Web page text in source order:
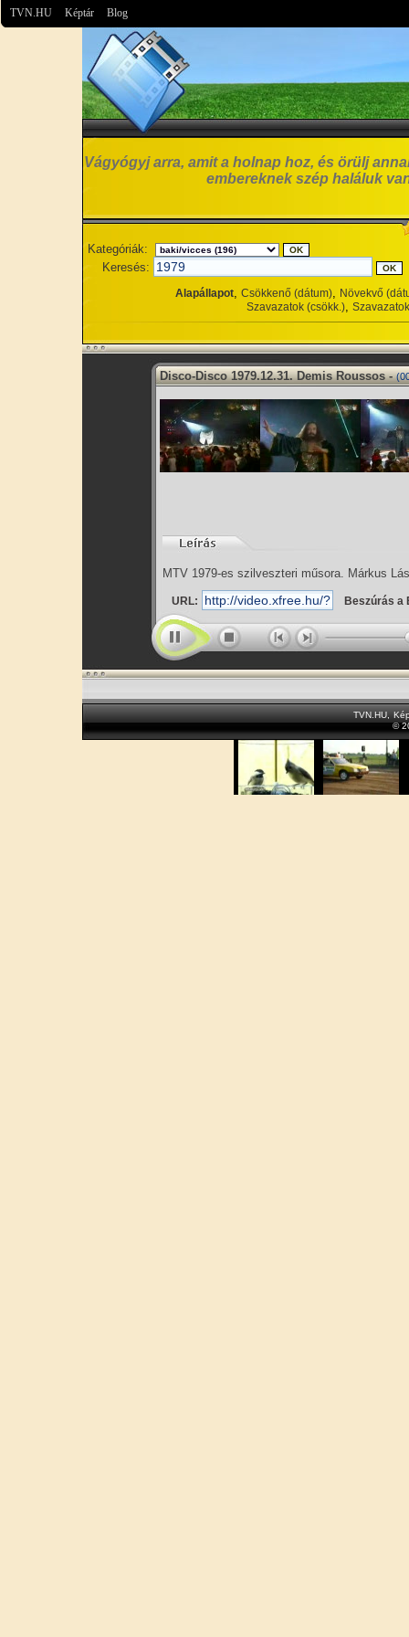
TVN.HU Képtár Blog
Vágyógyj arra, amit a holnap hoz, és örülj
embereknek szép haláluk
Kategóriák:
Keresés:
Alapállapot, Csökkenő (dátum), Növekvő
Szavazatok (csökk.),
Disco-Disco 1979.12.31. Demis Roussos -
MTV 1979-es szilveszteri műsora. Márkus
URL: Beszúrás a
TVN.HU
©